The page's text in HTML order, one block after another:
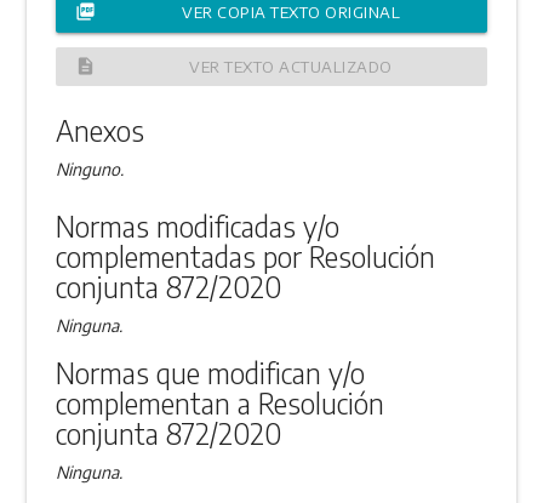
picture_as_pdf VER COPIA TEXTO ORIGINAL
description VER TEXTO ACTUALIZADO
Anexos
Ninguno.
Normas modificadas y/o
complementadas por Resolución
conjunta 872/2020
Ninguna.
Normas que modifican y/o
complementan a Resolución
conjunta 872/2020
Ninguna.